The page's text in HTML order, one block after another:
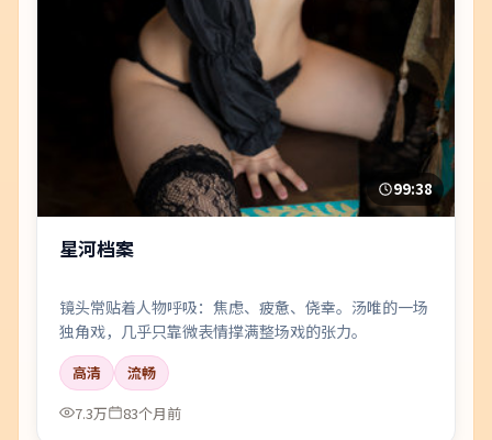
99:38
星河档案
镜头常贴着人物呼吸：焦虑、疲惫、侥幸。汤唯的一场
独角戏，几乎只靠微表情撑满整场戏的张力。
高清
流畅
7.3万
83个月前